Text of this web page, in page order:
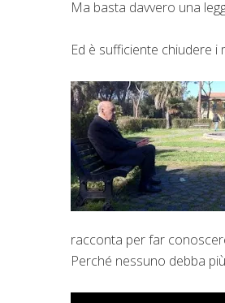
Ma basta davvero una
Ed è sufficiente chiudere
racconta per far
Perché nessuno debba